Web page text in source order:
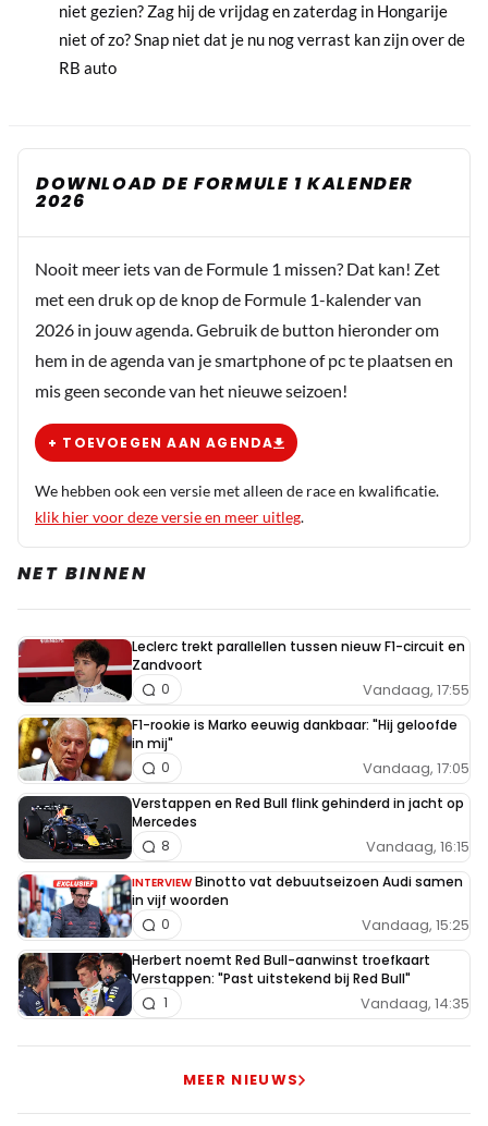
niet gezien? Zag hij de vrijdag en zaterdag in Hongarije
niet of zo? Snap niet dat je nu nog verrast kan zijn over de
RB auto
DOWNLOAD DE FORMULE 1 KALENDER
2026
Nooit meer iets van de Formule 1 missen? Dat kan! Zet
met een druk op de knop de Formule 1-kalender van
2026 in jouw agenda. Gebruik de button hieronder om
hem in de agenda van je smartphone of pc te plaatsen en
mis geen seconde van het nieuwe seizoen!
+ TOEVOEGEN AAN AGENDA
We hebben ook een versie met alleen de race en kwalificatie.
klik hier voor deze versie en meer uitleg.
NET BINNEN
Leclerc trekt parallellen tussen nieuw F1-circuit en
Zandvoort
Vandaag, 17:55
0
F1-rookie is Marko eeuwig dankbaar: "Hij geloofde
in mij"
Vandaag, 17:05
0
Verstappen en Red Bull flink gehinderd in jacht op
Mercedes
Vandaag, 16:15
8
INTERVIEW Binotto vat debuutseizoen Audi samen
in vijf woorden
Vandaag, 15:25
0
Herbert noemt Red Bull-aanwinst troefkaart
Verstappen: "Past uitstekend bij Red Bull"
Vandaag, 14:35
1
MEER NIEUWS